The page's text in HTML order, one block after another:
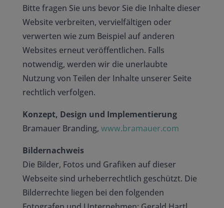
Bitte fragen Sie uns bevor Sie die Inhalte dieser
Website verbreiten, vervielfältigen oder
verwerten wie zum Beispiel auf anderen
Websites erneut veröffentlichen. Falls
notwendig, werden wir die unerlaubte
Nutzung von Teilen der Inhalte unserer Seite
rechtlich verfolgen.
Konzept, Design und Implementierung
Bramauer Branding, www.bramauer.com
Bildernachweis
Die Bilder, Fotos und Grafiken auf dieser
Webseite sind urheberrechtlich geschützt. Die
Bilderrechte liegen bei den folgenden